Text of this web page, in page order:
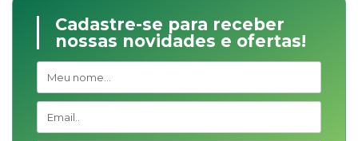
Cadastre-se para receber
nossas novidades e ofertas!